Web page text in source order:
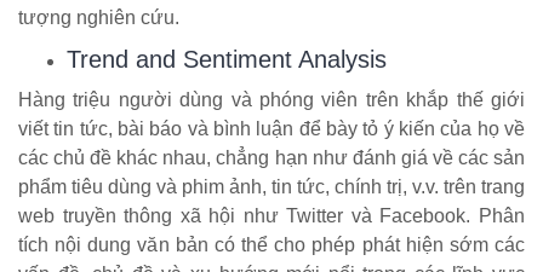
tượng nghiên cứu.
Trend and Sentiment Analysis
Hàng triệu người dùng và phóng viên trên khắp thế giới
viết tin tức, bài báo và bình luận để bày tỏ ý kiến của họ về
các chủ đề khác nhau, chẳng hạn như đánh giá về các sản
phẩm tiêu dùng và phim ảnh, tin tức, chính trị, v.v. trên trang
web truyền thông xã hội như Twitter và Facebook. Phân
tích nội dung văn bản có thể cho phép phát hiện sớm các